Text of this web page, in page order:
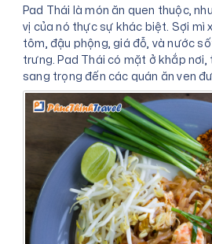
Pad Thái là món ăn quen thuộc,
vị của nó thực sự khác biệt. Sợi mì
tôm, đậu phộng, giá đỗ, và nước
trưng. Pad Thái có mặt ở khắp nơi,
sang trọng đến các quán ăn ven